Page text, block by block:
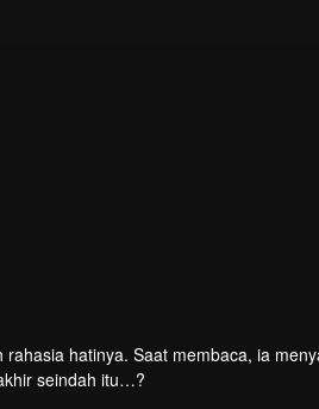
hatinya. Saat membaca, ia
seindah itu…?